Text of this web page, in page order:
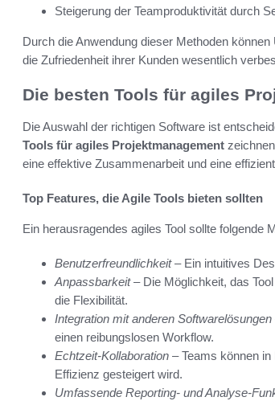
Steigerung der Teamproduktivität durch
Durch die Anwendung dieser Methoden
die Zufriedenheit ihrer Kunden wesentlich
Die besten Tools für agiles
Die Auswahl der richtigen Software ist
Tools für agiles Projektmanagement
eine effektive Zusammenarbeit und eine
Top Features, die Agile Tools bieten sollten
Ein herausragendes agiles Tool sollte folgende
Benutzerfreundlichkeit– Ein intuitives
Anpassbarkeit– Die Möglichkeit, das
die Flexibilität.
Integration mit anderen Softwarelösungen
einen reibungslosen Workflow.
Echtzeit-Kollaboration – Teams können
Effizienz gesteigert wird.
Umfassende Reporting- und Analyse-